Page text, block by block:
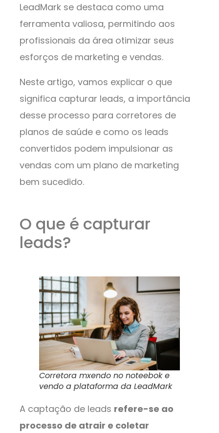
LeadMark se destaca como uma
ferramenta valiosa, permitindo aos
profissionais da área otimizar seus
esforços de marketing e vendas.
Neste artigo, vamos explicar o que
significa capturar leads, a importância
desse processo para corretores de
planos de saúde e como os leads
convertidos podem impulsionar as
vendas com um plano de marketing
bem sucedido.
O que é capturar
leads?
Corretora mxendo no noteebok e
vendo a plataforma da LeadMark
A captação de leads refere-se ao
processo de atrair e coletar